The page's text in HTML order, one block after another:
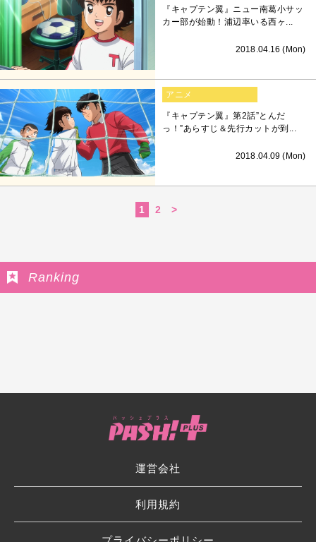
『キャプテン翼』ニュー南葛小サッ
カー部が始動！浦辺率いる西ヶ...
2018.04.16 (Mon)
アニメ
『キャプテン翼』第2話”とんだ
っ！”あらすじ＆先行カットが到...
2018.04.09 (Mon)
1 2 >
Ranking
運営会社
利用規約